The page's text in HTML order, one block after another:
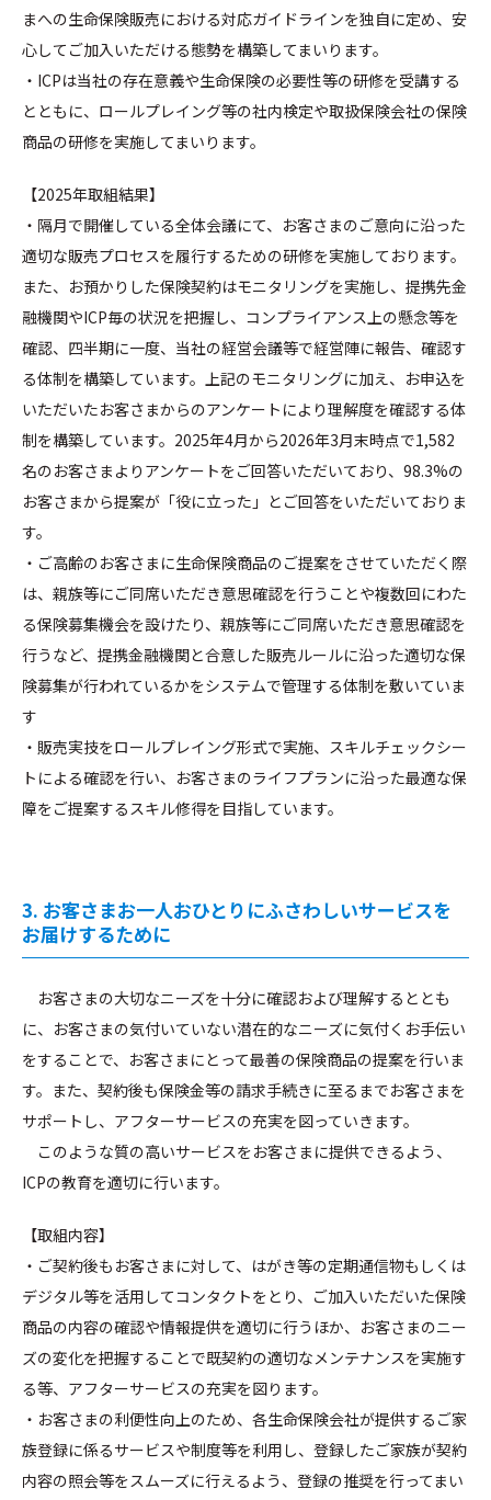
まへの生命保険販売における対応ガイドラインを独自に定め、安
心してご加入いただける態勢を構築してまいります。
・ICPは当社の存在意義や生命保険の必要性等の研修を受講する
とともに、ロールプレイング等の社内検定や取扱保険会社の保険
商品の研修を実施してまいります。
【2025年取組結果】
・隔月で開催している全体会議にて、お客さまのご意向に沿った
適切な販売プロセスを履行するための研修を実施しております。
また、お預かりした保険契約はモニタリングを実施し、提携先金
融機関やICP毎の状況を把握し、コンプライアンス上の懸念等を
確認、四半期に一度、当社の経営会議等で経営陣に報告、確認す
る体制を構築しています。上記のモニタリングに加え、お申込を
いただいたお客さまからのアンケートにより理解度を確認する体
制を構築しています。2025年4月から2026年3月末時点で1,582
名のお客さまよりアンケートをご回答いただいており、98.3%の
お客さまから提案が「役に立った」とご回答をいただいておりま
す。
・ご高齢のお客さまに生命保険商品のご提案をさせていただく際
は、親族等にご同席いただき意思確認を行うことや複数回にわた
る保険募集機会を設けたり、親族等にご同席いただき意思確認を
行うなど、提携金融機関と合意した販売ルールに沿った適切な保
険募集が行われているかをシステムで管理する体制を敷いていま
す
・販売実技をロールプレイング形式で実施、スキルチェックシー
トによる確認を行い、お客さまのライフプランに沿った最適な保
障をご提案するスキル修得を目指しています。
3. お客さまお一人おひとりにふさわしいサービスを
お届けするために
お客さまの大切なニーズを十分に確認および理解するととも
に、お客さまの気付いていない潜在的なニーズに気付くお手伝い
をすることで、お客さまにとって最善の保険商品の提案を行いま
す。また、契約後も保険金等の請求手続きに至るまでお客さまを
サポートし、アフターサービスの充実を図っていきます。
このような質の高いサービスをお客さまに提供できるよう、
ICPの教育を適切に行います。
【取組内容】
・ご契約後もお客さまに対して、はがき等の定期通信物もしくは
デジタル等を活用してコンタクトをとり、ご加入いただいた保険
商品の内容の確認や情報提供を適切に行うほか、お客さまのニー
ズの変化を把握することで既契約の適切なメンテナンスを実施す
る等、アフターサービスの充実を図ります。
・お客さまの利便性向上のため、各生命保険会社が提供するご家
族登録に係るサービスや制度等を利用し、登録したご家族が契約
内容の照会等をスムーズに行えるよう、登録の推奨を行ってまい